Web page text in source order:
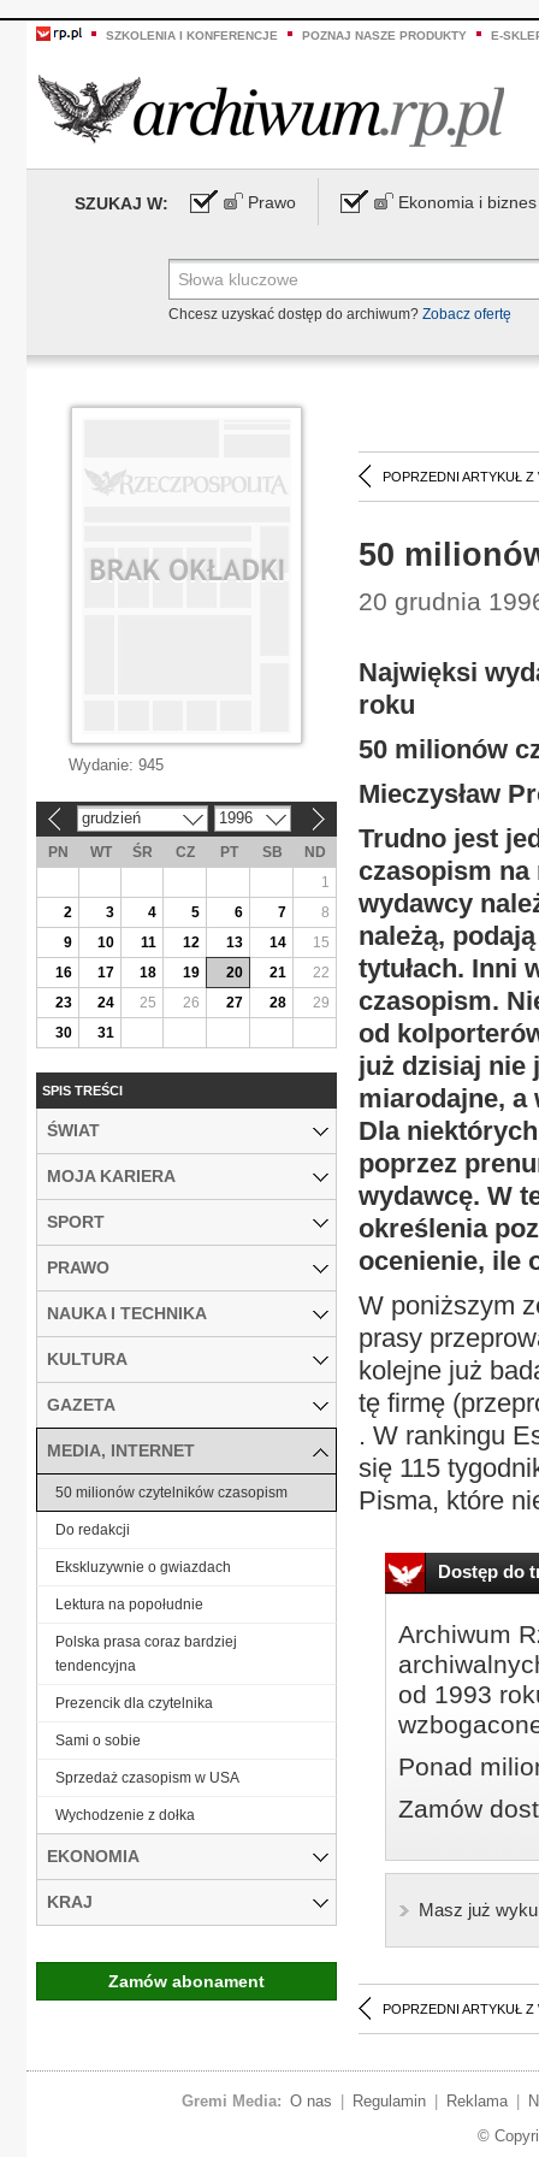
SZKOLENIA I KONFERENCJE POZNAJ NASZE PRODUKTY E-
SZUKAJ W: Prawo Ekonomia i biznes
Chcesz uzyskać dostęp do archiwum? Zobacz ofertę
POPRZEDNI ARTYKUŁ Z
50
20 grudnia
Najwięksi
roku
50 milionów
Mieczysław
Trudno jest
czasopism
wydawcy
należą,
tytułach. Inni
czasopism.
od
już dzisiaj nie
miarodajne, a
Dla
poprzez
wydawcę. W
określenia
ocenienie, ile
W poniższym
prasy
kolejne już
tę firmę
. W rankingu
się 115
Pisma, które
Dostęp do
Archiwum
od 1993
Ponad
Zamów
Masz już
POPRZEDNI ARTYKUŁ Z
Wydanie: 945
grudzień 1996
PN WT ŚR CZ PT SB
ND
1
2
3 4 5 6 7
8
9
10 11 12 13 14
15
16
17 18 19 20 21
22
23
24 25 26 27 28
29
30
31
SPIS TREŚCI
ŚWIAT
MOJA KARIERA
SPORT
PRAWO
NAUKA I TECHNIKA
KULTURA
GAZETA
MEDIA, INTERNET
50 milionów czytelników czasopism
Do redakcji
Ekskluzywnie o gwiazdach
Lektura na popołudnie
Polska prasa coraz bardziej
tendencyjna
Prezencik dla czytelnika
Sami o sobie
Sprzedaż czasopism w USA
Wychodzenie z dołka
EKONOMIA
KRAJ
Zamów abonament
Gremi Media: O nas Regulamin Reklama
©